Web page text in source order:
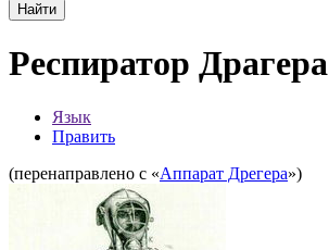
Найти
Респиратор Драгера
Язык
Править
(перенаправлено с «Аппарат Дрегера»)